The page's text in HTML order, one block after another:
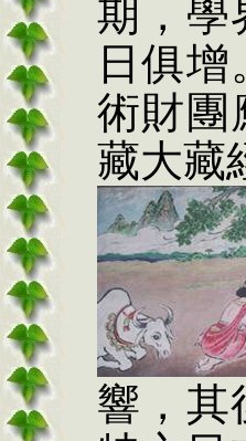
期，學
日俱
術財團
藏大藏
響，其